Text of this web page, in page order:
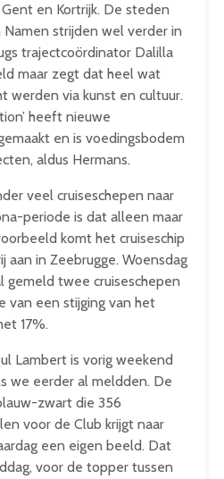
en Kortrijk. De steden
strijden wel verder in
trajectcoördinator Dalilla
maar zegt dat heel wat
werden via kunst en cultuur.
heeft nieuwe
en is voedingsbodem
aldus Hermans.
veel cruiseschepen naar
periode is dat alleen maar
komt het cruiseschip
aan in Zeebrugge. Woensdag
gemeld twee cruiseschepen
van een stijging van het
17%.
Lambert is vorig weekend
we eerder al meldden. De
zwart die 356
voor de Club krijgt naar
een eigen beeld. Dat
voor de topper tussen